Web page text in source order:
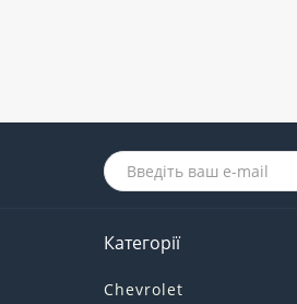
Категорії
Chevrolet